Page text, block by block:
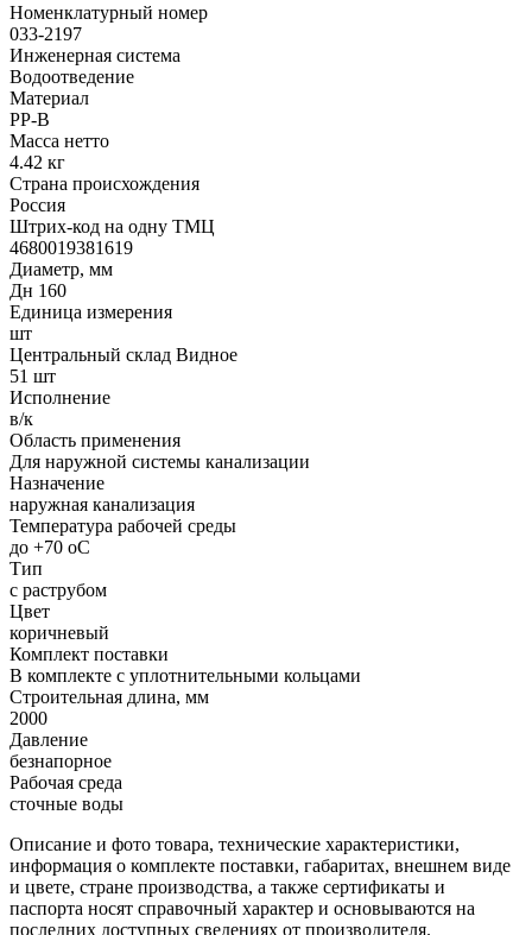
Номенклатурный номер
033-2197
Инженерная система
Водоотведение
Материал
PP-B
Масса нетто
4.42 кг
Страна происхождения
Россия
Штрих-код на одну ТМЦ
4680019381619
Диаметр, мм
Дн 160
Единица измерения
шт
Центральный склад Видное
51 шт
Исполнение
в/к
Область применения
Для наружной системы канализации
Назначение
наружная канализация
Температура рабочей среды
до +70 oC
Тип
с раструбом
Цвет
коричневый
Комплект поставки
В комплекте с уплотнительными кольцами
Строительная длина, мм
2000
Давление
безнапорное
Рабочая среда
сточные воды
Описание и фото товара, технические характеристики,
информация о комплекте поставки, габаритах, внешнем виде
и цвете, стране производства, а также сертификаты и
паспорта носят справочный характер и основываются на
последних доступных сведениях от производителя.